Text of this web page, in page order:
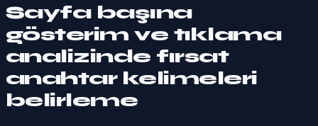
Sayfa başına
gösterim ve tıklama
analizinde fırsat
anahtar kelimeleri
belirleme